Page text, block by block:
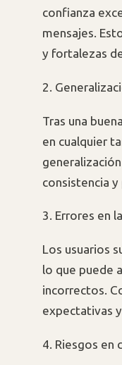
confianza
mensajes.
y fortalezas
2.
Tras una
en cualquier
consistencia y
3. Errores en
Los usuarios
lo que puede
incorrectos.
expectativas
4. Riesgos en